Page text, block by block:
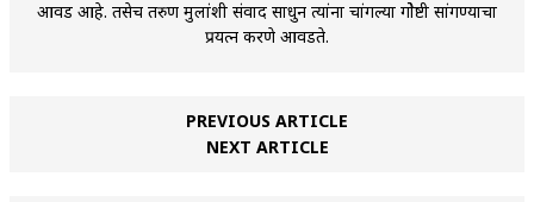
आवड आहे. तसेच तरुण मुलांशी संवाद साधुन त्यांना चांगल्या गोेष्टी सांगण्याचा
प्रयत्न करणे आवडते.
PREVIOUS ARTICLE
NEXT ARTICLE